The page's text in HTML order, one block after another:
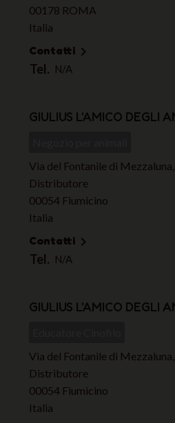
00178 ROMA
Italia
Contatti 
Tel. N/A
GIULIUS L'AMICO DEGLI
Via del Fontanile di
Distributore
00054 Fiumicino
Italia
Contatti 
Tel. N/A
GIULIUS L'AMICO DEGLI
Via del Fontanile di
Distributore
00054 Fiumicino
Italia